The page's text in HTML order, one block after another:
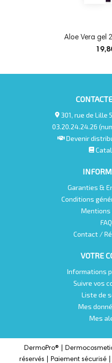
Aloe Vera gel
301, rue de Lille
03.20.24.24.26
Devenir
Garanties &
Conditions
Mentions
Contact /
VOTRE
Informations
Suivre vos
Liste de
Mes
Mes
DermoPro® |
réservés | Paiement sécurisé